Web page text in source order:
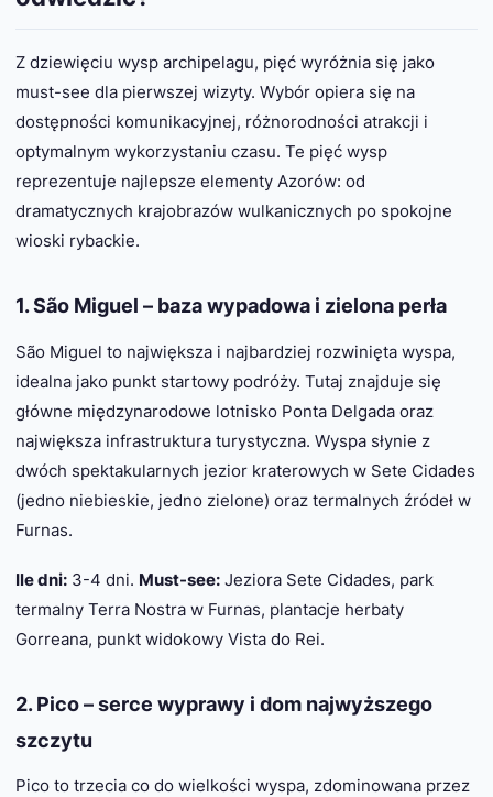
Z dziewięciu wysp archipelagu, pięć wyróżnia się jako
must-see dla pierwszej wizyty. Wybór opiera się na
dostępności komunikacyjnej, różnorodności atrakcji i
optymalnym wykorzystaniu czasu. Te pięć wysp
reprezentuje najlepsze elementy Azorów: od
dramatycznych krajobrazów wulkanicznych po spokojne
wioski rybackie.
1. São Miguel – baza wypadowa i zielona perła
São Miguel to największa i najbardziej rozwinięta wyspa,
idealna jako punkt startowy podróży. Tutaj znajduje się
główne międzynarodowe lotnisko Ponta Delgada oraz
największa infrastruktura turystyczna. Wyspa słynie z
dwóch spektakularnych jezior kraterowych w Sete Cidades
(jedno niebieskie, jedno zielone) oraz termalnych źródeł w
Furnas.
Ile dni: 3-4 dni. Must-see: Jeziora Sete Cidades, park
termalny Terra Nostra w Furnas, plantacje herbaty
Gorreana, punkt widokowy Vista do Rei.
2. Pico – serce wyprawy i dom najwyższego
szczytu
Pico to trzecia co do wielkości wyspa, zdominowana przez